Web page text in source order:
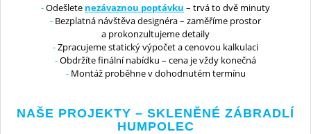
Odešlete nezávaznou poptávku – trvá to dvě minuty
Bezplatná návštěva designéra – zaměříme prostor
a prokonzultujeme detaily
Zpracujeme statický výpočet a cenovou kalkulaci
Obdržíte finální nabídku – cena je vždy konečná
Montáž proběhne v dohodnutém termínu
NAŠE PROJEKTY – SKLENĚNÉ ZÁBRADLÍ
HUMPOLEC